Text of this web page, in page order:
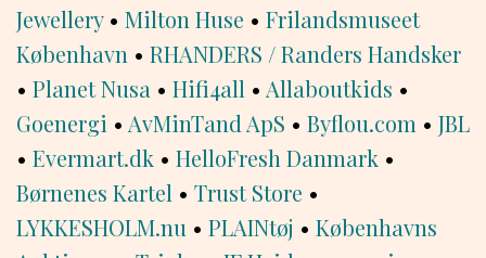
Jewellery• Milton Huse • Frilandsmuseet
København • RHANDERS / Randers Handsker
• Planet Nusa • Hifi4all • Allaboutkids •
Goenergi • AvMinTand ApS • Byflou.com • JBL
• Evermart.dk • HelloFresh Danmark •
Børnenes Kartel • Trust Store •
LYKKESHOLM.nu • PLAINtøj • Københavns